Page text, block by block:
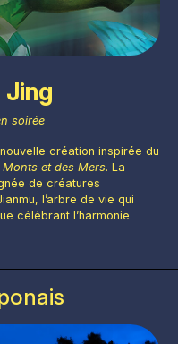
Jing
soirée
création inspirée du
Monts et des Mers. La
de créatures
l’arbre de vie qui
célébrant l’harmonie